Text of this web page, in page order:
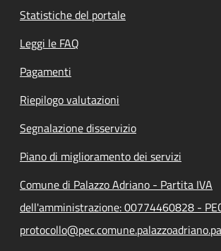
Statistiche del portale
Leggi le FAQ
Pagamenti
Riepilogo valutazioni
Segnalazione disservizio
Piano di miglioramento dei servizi
Comune di Palazzo Adriano - Partita IVA
dell'amministrazione: 00774460828 -